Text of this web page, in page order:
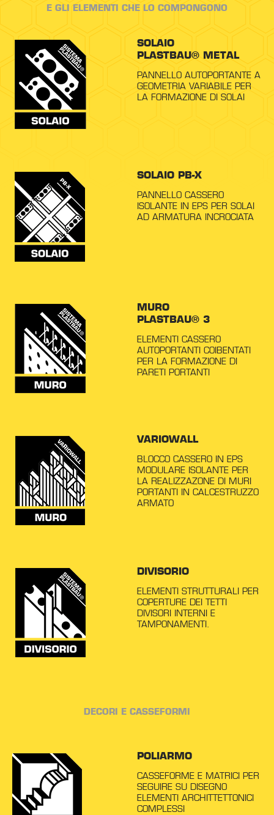
E GLI ELEMENTI CHE LO COMPONGONO
SOLAIO
PLASTBAU® METAL
PANNELLO AUTOPORTANTE A
GEOMETRIA VARIABILE PER
LA FORMAZIONE DI SOLAI
SOLAIO PB-X
PANNELLO CASSERO
ISOLANTE IN EPS PER SOLAI
AD ARMATURA INCROCIATA
MURO
PLASTBAU® 3
ELEMENTI CASSERO
AUTOPORTANTI COIBENTATI
PER LA FORMAZIONE DI
PARETI PORTANTI
VARIOWALL
BLOCCO CASSERO IN EPS
MODULARE ISOLANTE PER
LA REALIZZAZONE DI MURI
PORTANTI IN CALCESTRUZZO
ARMATO
DIVISORIO
ELEMENTI STRUTTURALI PER
COPERTURE DEI TETTI
DIVISORI INTERNI E
TAMPONAMENTI.
DECORI E CASSEFORMI
POLIARMO
CASSEFORME E MATRICI PER
SEGUIRE SU DISEGNO
ELEMENTI ARCHITTETTONICI
COMPLESSI